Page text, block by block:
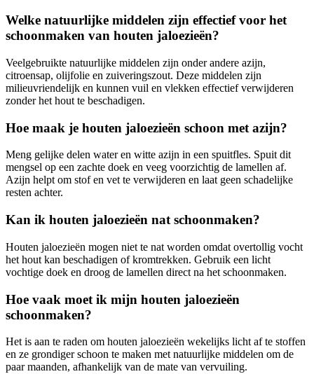
Welke natuurlijke middelen zijn effectief voor het
schoonmaken van houten jaloezieën?
Veelgebruikte natuurlijke middelen zijn onder andere azijn,
citroensap, olijfolie en zuiveringszout. Deze middelen zijn
milieuvriendelijk en kunnen vuil en vlekken effectief verwijderen
zonder het hout te beschadigen.
Hoe maak je houten jaloezieën schoon met azijn?
Meng gelijke delen water en witte azijn in een spuitfles. Spuit dit
mengsel op een zachte doek en veeg voorzichtig de lamellen af.
Azijn helpt om stof en vet te verwijderen en laat geen schadelijke
resten achter.
Kan ik houten jaloezieën nat schoonmaken?
Houten jaloezieën mogen niet te nat worden omdat overtollig vocht
het hout kan beschadigen of kromtrekken. Gebruik een licht
vochtige doek en droog de lamellen direct na het schoonmaken.
Hoe vaak moet ik mijn houten jaloezieën
schoonmaken?
Het is aan te raden om houten jaloezieën wekelijks licht af te stoffen
en ze grondiger schoon te maken met natuurlijke middelen om de
paar maanden, afhankelijk van de mate van vervuiling.